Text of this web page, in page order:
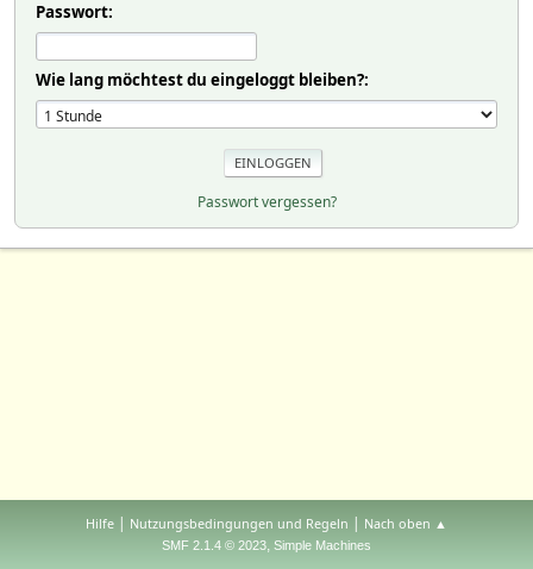
Passwort:
Wie lang möchtest du eingeloggt bleiben?:
Passwort vergessen?
Hilfe | Nutzungsbedingungen und Regeln | Nach oben ▲
SMF 2.1.4 © 2023, Simple Machines